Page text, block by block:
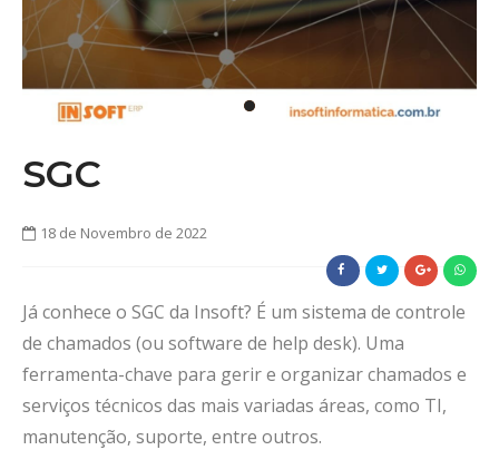
SGC
18 de Novembro de 2022
Já conhece o SGC da Insoft? É um sistema de controle
de chamados (ou software de help desk). Uma
ferramenta-chave para gerir e organizar chamados e
serviços técnicos das mais variadas áreas, como TI,
manutenção, suporte, entre outros.